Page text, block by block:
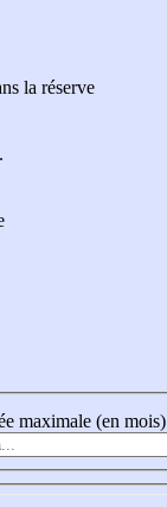
la réserve
maximale (en mois)